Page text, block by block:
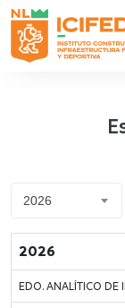
2026
2026
EDO. ANALÍTICO